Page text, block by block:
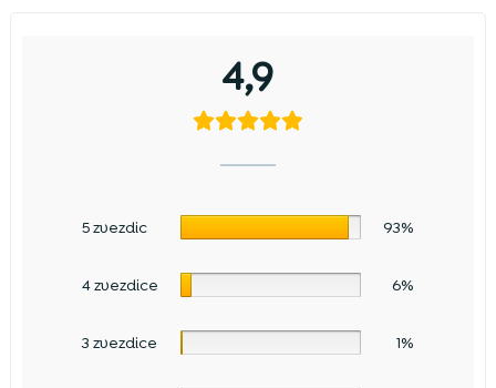
4,9
5 zvezdic 93%
4 zvezdice 6%
3 zvezdice 1%